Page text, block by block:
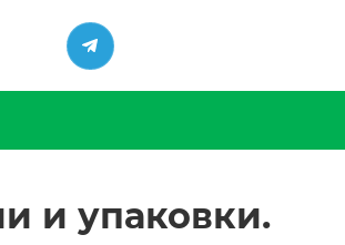
и упаковки.